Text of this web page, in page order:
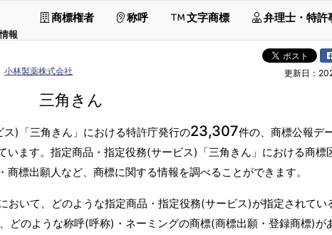
報
商標権者 称呼 文字商標 弁理士・特許
小林製薬株式会社 更新日：
三角きん
)「三角きん」における特許庁発行の23,307件の、商標公報デ
ます。指定商品・指定役務(サービス)「三角きん」における商標
標出願人など、商標に関する情報を調べることができます。
おいて、どのような指定商品・指定役務(サービス)が指定されてい
どのような称呼(呼称)・ネーミングの商標(商標出願・登録商標)が